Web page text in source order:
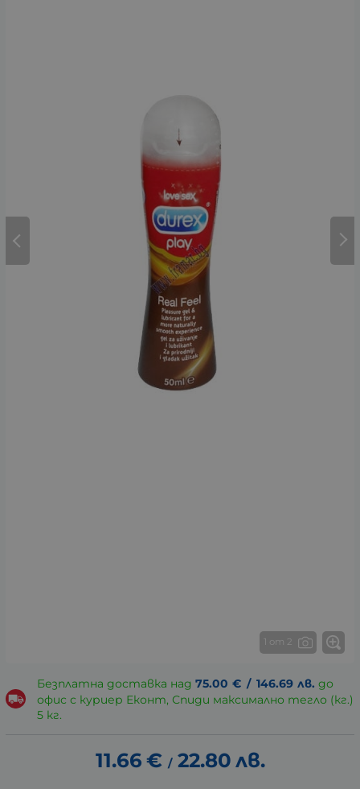
1 от 2
Безплатна доставка над 75.00 € / 146.69 лв. до
офис с куриер Еконт, Спиди максимално тегло (кг.)
5 кг.
11.66 € / 22.80 лв.